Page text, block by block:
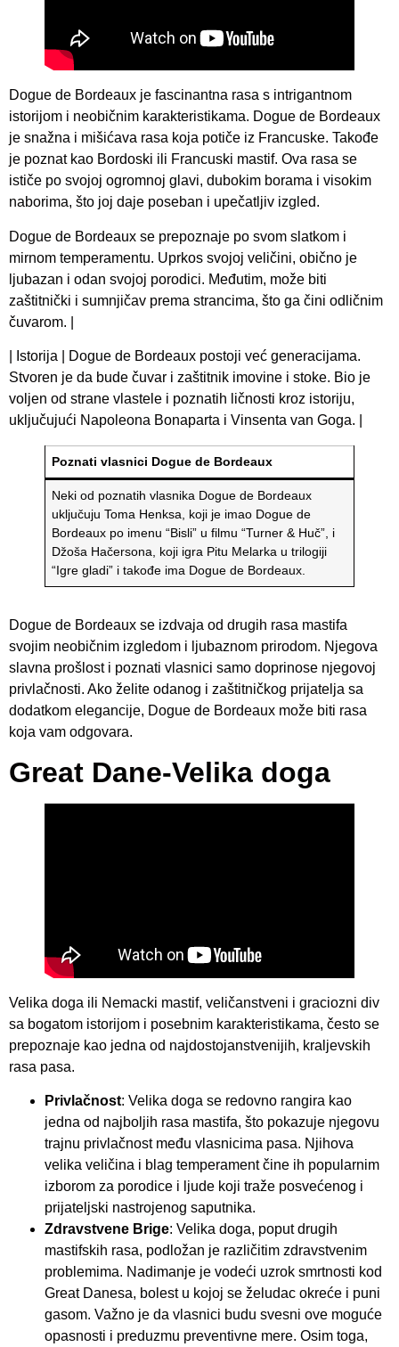
Dogue de Bordeaux je fascinantna rasa s intrigantnom
istorijom i neobičnim karakteristikama. Dogue de Bordeaux
je snažna i mišićava rasa koja potiče iz Francuske. Takođe
je poznat kao Bordoski ili Francuski mastif. Ova rasa se
ističe po svojoj ogromnoj glavi, dubokim borama i visokim
naborima, što joj daje poseban i upečatljiv izgled.
Dogue de Bordeaux se prepoznaje po svom slatkom i
mirnom temperamentu. Uprkos svojoj veličini, obično je
ljubazan i odan svojoj porodici. Međutim, može biti
zaštitnički i sumnjičav prema strancima, što ga čini odličnim
čuvarom. |
| Istorija | Dogue de Bordeaux postoji već generacijama.
Stvoren je da bude čuvar i zaštitnik imovine i stoke. Bio je
voljen od strane vlastele i poznatih ličnosti kroz istoriju,
uključujući Napoleona Bonaparta i Vinsenta van Goga. |
Poznati vlasnici Dogue de Bordeaux
Neki od poznatih vlasnika Dogue de Bordeaux
uključuju Toma Henksa, koji je imao Dogue de
Bordeaux po imenu “Bisli” u filmu “Turner & Huč”, i
Džoša Hačersona, koji igra Pitu Melarka u trilogiji
“Igre gladi” i takođe ima Dogue de Bordeaux.
Dogue de Bordeaux se izdvaja od drugih rasa mastifa
svojim neobičnim izgledom i ljubaznom prirodom. Njegova
slavna prošlost i poznati vlasnici samo doprinose njegovoj
privlačnosti. Ako želite odanog i zaštitničkog prijatelja sa
dodatkom elegancije, Dogue de Bordeaux može biti rasa
koja vam odgovara.
Great Dane-Velika doga
Velika doga ili Nemacki mastif, veličanstveni i graciozni div
sa bogatom istorijom i posebnim karakteristikama, često se
prepoznaje kao jedna od najdostojanstvenijih, kraljevskih
rasa pasa.
Privlačnost: Velika doga se redovno rangira kao
jedna od najboljih rasa mastifa, što pokazuje njegovu
trajnu privlačnost među vlasnicima pasa. Njihova
velika veličina i blag temperament čine ih popularnim
izborom za porodice i ljude koji traže posvećenog i
prijateljski nastrojenog saputnika.
Zdravstvene Brige: Velika doga, poput drugih
mastifskih rasa, podložan je različitim zdravstvenim
problemima. Nadimanje je vodeći uzrok smrtnosti kod
Great Danesa, bolest u kojoj se želudac okreće i puni
gasom. Važno je da vlasnici budu svesni ove moguće
opasnosti i preduzmu preventivne mere. Osim toga,